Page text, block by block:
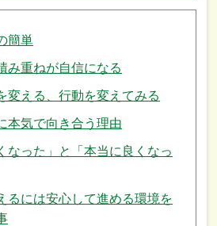
簡単
み重ねが自信になる
変える、行動を変えてみる
本気で向き合う理由
なった」と「本当に良くなっ
るには安心して進める環境を